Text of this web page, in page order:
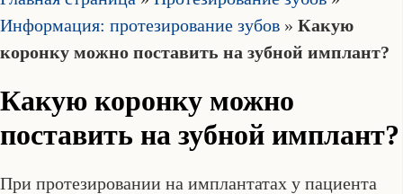
Информация: протезирование зубов » Какую
коронку можно поставить на зубной имплант?
Какую коронку можно
поставить на зубной имплант?
При протезировании на имплантатах у пациента